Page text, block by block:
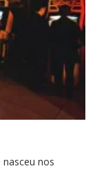
nos